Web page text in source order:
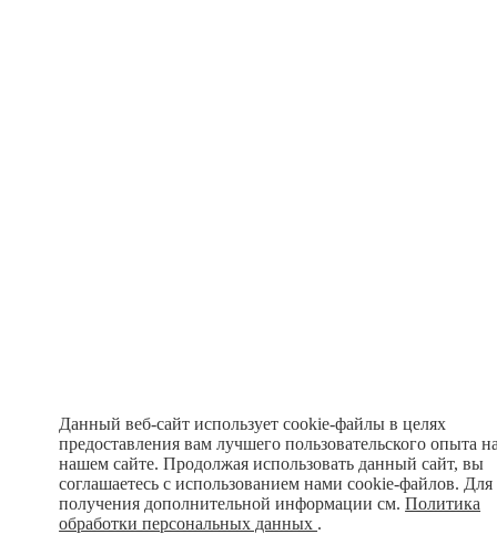
Данный веб-сайт использует cookie-файлы в целях
предоставления вам лучшего пользовательского опыта
нашем сайте. Продолжая использовать данный сайт, вы
соглашаетесь с использованием нами cookie-файлов. Для
получения дополнительной информации см.Политика
обработки персональных данных .